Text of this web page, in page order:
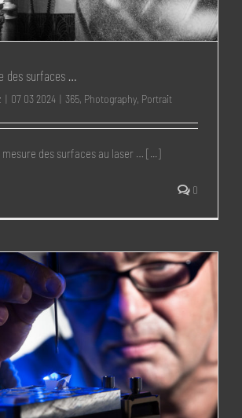
des surfaces …
| 07 03 2024 | 365, Photography, Portrait
mesure des surfaces au laser … [...]
0